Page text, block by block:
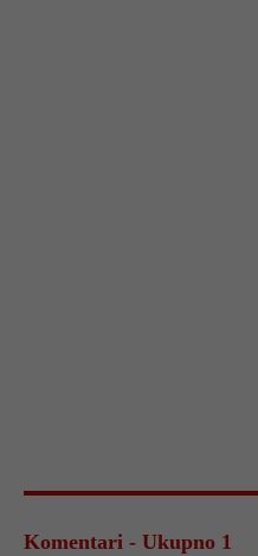
Komentari - Ukupno 1